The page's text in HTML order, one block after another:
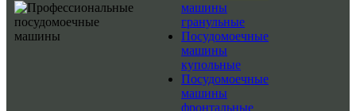
машины
гранульные
Посудомоечные
машины
купольные
Посудомоечные
машины
фронтальные